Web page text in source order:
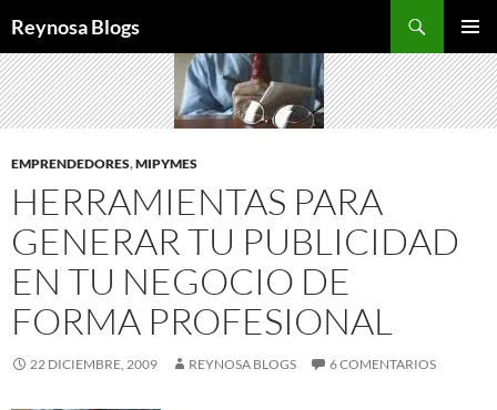
Reynosa Blogs
MENÚ
AL
CONTENIDO
EMPRENDEDORES,MIPYMES
HERRAMIENTAS PARA
GENERAR TU PUBLICIDAD
EN TU NEGOCIO DE
FORMA PROFESIONAL
22 DICIEMBRE, 2009 REYNOSA BLOGS 6 COMENTARIOS